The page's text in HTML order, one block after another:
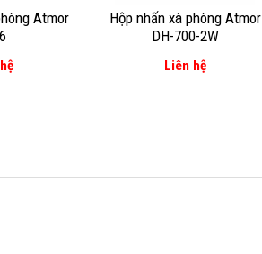
Atmor
Hộp nhấn xà phòng Atmor
DH-700-2W
Liên hệ